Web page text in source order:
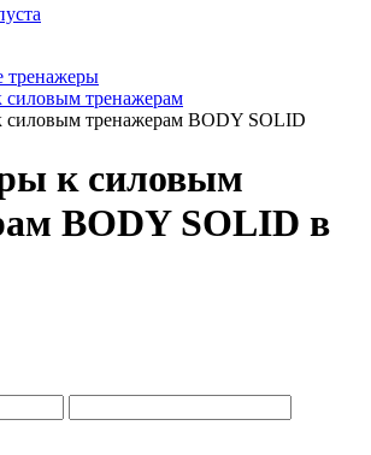
тренажеры
силовым тренажерам
силовым тренажерам BODY SOLID
к силовым
BODY SOLID в